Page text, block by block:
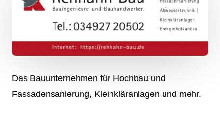
Das Bauunternehmen für Hochbau und
Fassadensanierung, Kleinkläranlagen und mehr.